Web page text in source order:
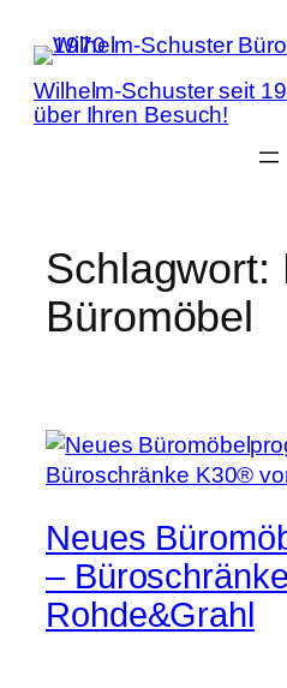
Inhalt
springen
Wilhelm-Schuster seit
über Ihren Besuch!
Schlagwort:
Büromöbel
Neues
–
Rohde&Grahl